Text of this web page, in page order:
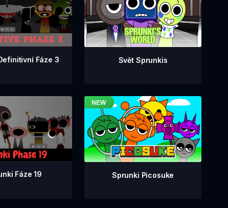
Fáze 3 Svět Sprunkis
Fáze 19 Sprunki Picosuke